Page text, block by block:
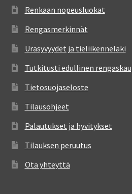
Renkaan nopeusluokat
Rengasmerkinnät
Urasyvyydet ja tieliikennelaki
Tutkitusti edullinen
Tietosuojaseloste
Tilausohjeet
Palautukset ja hyvitykset
Tilauksen peruutus
Ota yhteyttä